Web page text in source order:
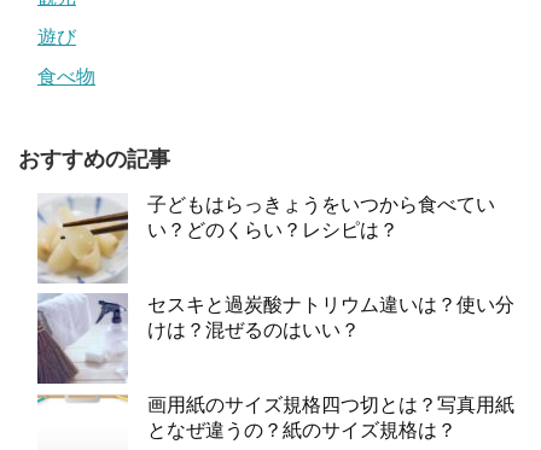
遊び
食べ物
おすすめの記事
子どもはらっきょうをいつから食べてい
い？どのくらい？レシピは？
セスキと過炭酸ナトリウム違いは？使い分
けは？混ぜるのはいい？
画用紙のサイズ規格四つ切とは？写真用紙
となぜ違うの？紙のサイズ規格は？